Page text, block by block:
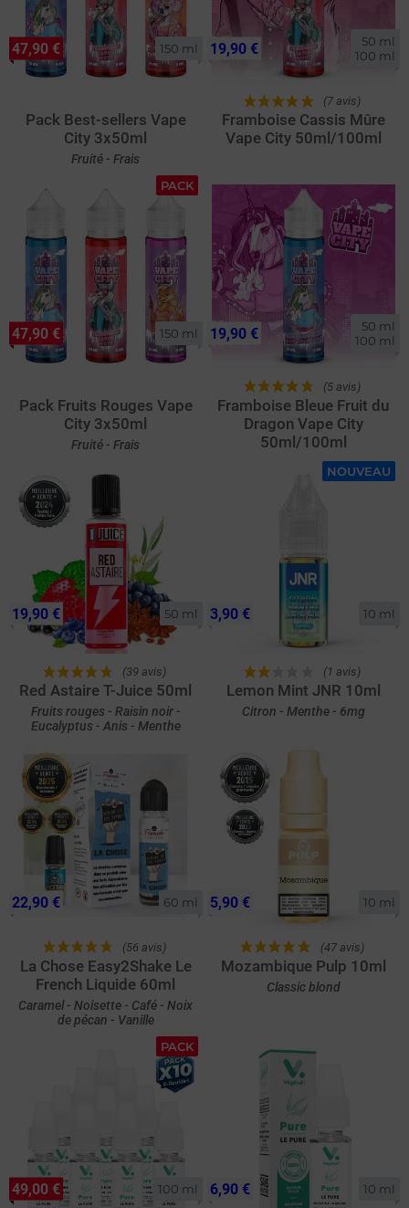
150 ml
Pack Best-sellers Vape
City 3x50ml
Fruité - Frais
47,90 €
50 ml
100 ml
(7 avis)
Framboise Cassis Mûre
Vape City 50ml/100ml
19,90 €
PACK
150 ml
Pack Fruits Rouges Vape
City 3x50ml
Fruité - Frais
47,90 €
50 ml
100 ml
(5 avis)
Framboise Bleue Fruit du
Dragon Vape City
50ml/100ml
19,90 €
50 ml
(39 avis)
Red Astaire T-Juice 50ml
Fruits rouges - Raisin noir -
Eucalyptus - Anis - Menthe
19,90 €
NOUVEAU
10 ml
(1 avis)
Lemon Mint JNR 10ml
Citron - Menthe - 6mg
3,90 €
60 ml
(56 avis)
La Chose Easy2Shake Le
French Liquide 60ml
Caramel - Noisette - Café - Noix
de pécan - Vanille
22,90 € 10 ml
(47 avis)
Mozambique Pulp 10ml
Classic blond
5,90 €
PACK
100 ml
49,00 € 10 ml
6,90 €